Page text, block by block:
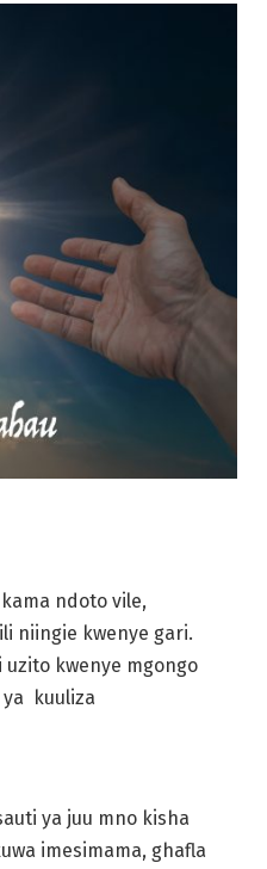
ndoto vile,
niingie kwenye gari.
kwenye mgongo
kuuliza
ya juu mno kisha
imesimama, ghafla